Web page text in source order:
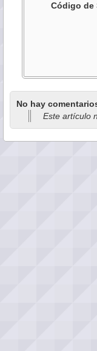
Código de
No hay
Este artículo